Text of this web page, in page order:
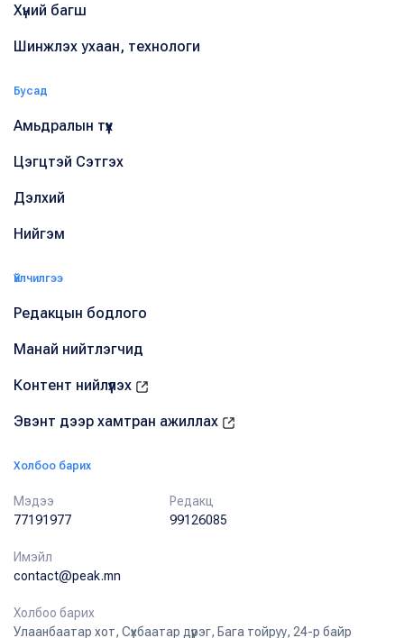
Хүний багш
Шинжлэх ухаан, технологи
Бусад
Амьдралын түүх
Цэгцтэй Сэтгэх
Дэлхий
Нийгэм
Үйлчилгээ
Редакцын бодлого
Манай нийтлэгчид
Контент нийлүүлэх
Эвэнт дээр хамтран ажиллах
Холбоо барих
Мэдээ
77191977
Редакц
99126085
Имэйл
contact@peak.mn
Холбоо барих
Улаанбаатар хот, Сүхбаатар дүүрэг, Бага тойруу, 24-р байр